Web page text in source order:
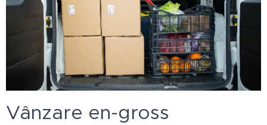
Vânzare en-gross